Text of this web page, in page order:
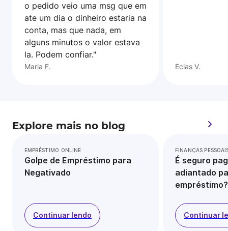
o pedido veio uma msg que em
ate um dia o dinheiro estaria na
conta, mas que nada, em
alguns minutos o valor estava
la. Podem confiar."
Maria F. Ecias V.
Explore mais no blog
EMPRÉSTIMO ONLINE
Golpe de Empréstimo para
Negativado
Continuar lendo
FINANÇAS
É seguro
adiantado
empréstimo?
Continuar